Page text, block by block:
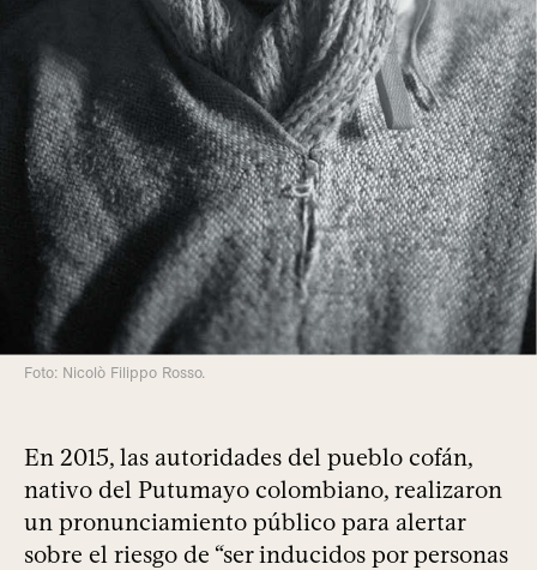
Foto: Nicolò Filippo Rosso.
En 2015, las autoridades del pueblo cofán,
nativo del Putumayo colombiano, realizaron
un pronunciamiento público para alertar
sobre el riesgo de “ser inducidos por personas